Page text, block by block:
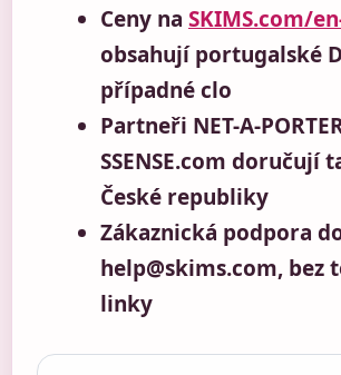
Ceny na SKIMS.com/
obsahují portugalské
případné clo
Partneři NET-A-
SSENSE.com doručují
České republiky
Zákaznická podpora
help@skims.com, bez
linky